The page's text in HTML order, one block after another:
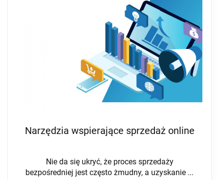
Narzędzia wspierające sprzedaż online
Nie da się ukryć, że proces sprzedaży
bezpośredniej jest często żmudny, a uzyskanie ...